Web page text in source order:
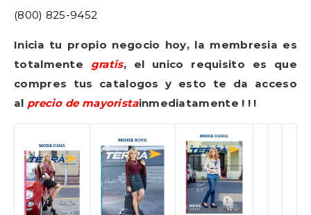
(800) 825-9452
Inicia tu propio negocio hoy, la membresia es
totalmente gratis, el unico requisito es que
compres tus catalogos y esto te da acceso
al precio de mayoristainmediatamente ! ! !